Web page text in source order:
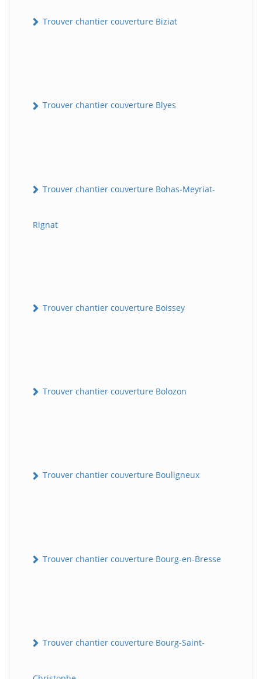
Trouver chantier couverture Biziat
Trouver chantier couverture Blyes
Trouver chantier couverture Bohas-Meyriat-
Rignat
Trouver chantier couverture Boissey
Trouver chantier couverture Bolozon
Trouver chantier couverture Bouligneux
Trouver chantier couverture Bourg-en-Bresse
Trouver chantier couverture Bourg-Saint-